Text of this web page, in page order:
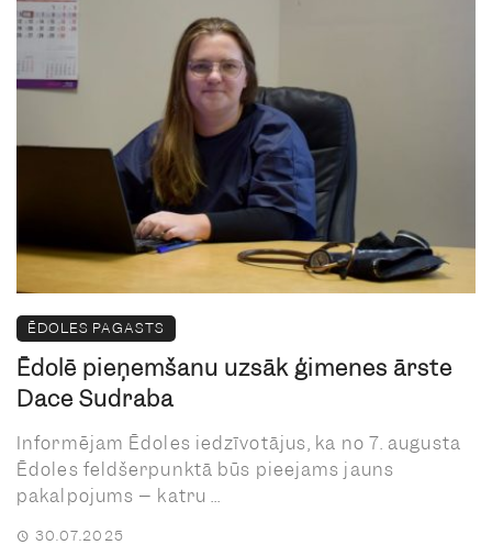
ĒDOLES PAGASTS
Ēdolē pieņemšanu uzsāk ģimenes ārste
Dace Sudraba
Informējam Ēdoles iedzīvotājus, ka no 7. augusta
Ēdoles feldšerpunktā būs pieejams jauns
pakalpojums – katru ...
30.07.2025